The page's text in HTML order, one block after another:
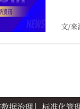
文/来